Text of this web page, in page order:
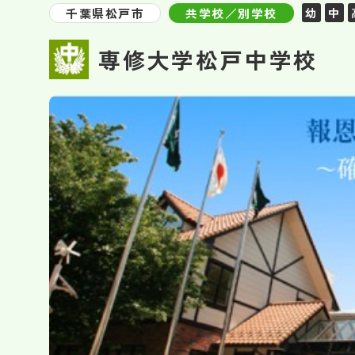
千葉県松戸市 共学校／別学校 幼 中
専修大学松戸中学校